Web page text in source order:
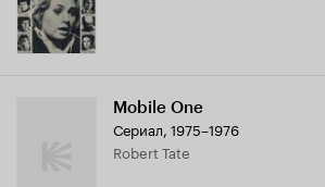
Mobile One
Сериал, 1975–1976
Robert Tate